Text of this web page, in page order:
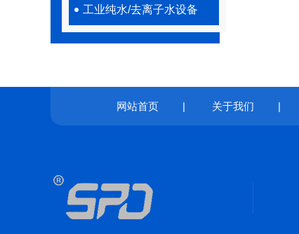
工业纯水/去离子水设备
网站首页 | 关于我们 |